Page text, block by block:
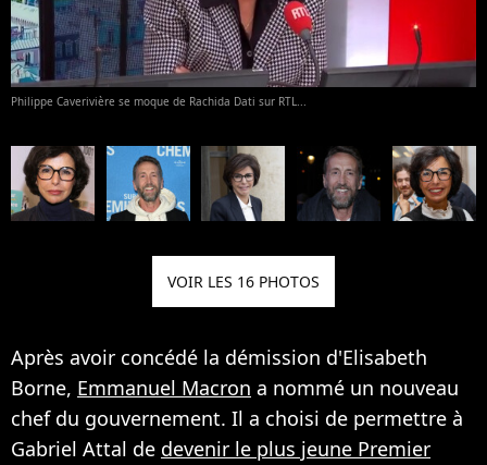
Philippe Caverivière se moque de Rachida Dati sur RTL...
VOIR LES 16 PHOTOS
Après avoir concédé la démission d'Elisabeth
Borne, Emmanuel Macron a nommé un nouveau
chef du gouvernement. Il a choisi de permettre à
Gabriel Attal de devenir le plus jeune Premier